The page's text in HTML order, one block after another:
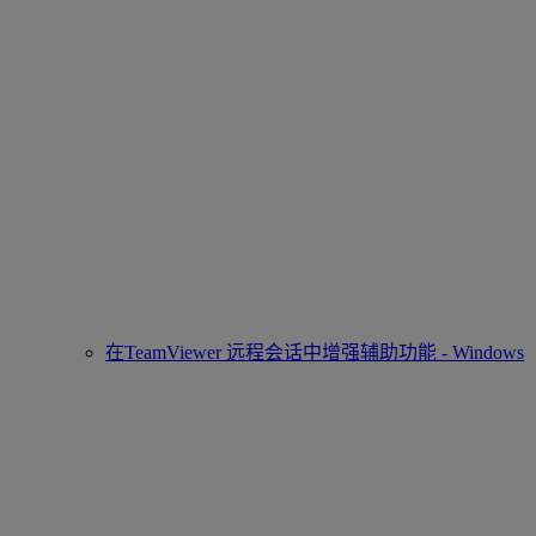
在TeamViewer 远程会话中增强辅助功能 - Windows